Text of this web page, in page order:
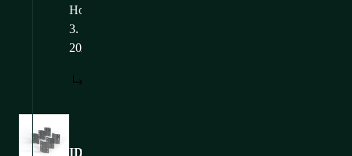
Hochgeladen: 12.
3.
2025
ID-